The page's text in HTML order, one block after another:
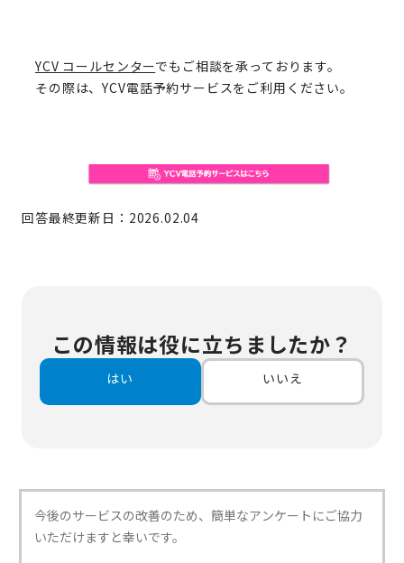
YCV コールセンターでもご相談を承っております。
その際は、YCV電話予約サービスをご利用ください。
回答最終更新日：2026.02.04
この情報は役に立ちましたか？
はい いいえ